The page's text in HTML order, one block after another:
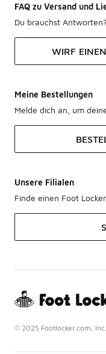
FAQ zu Versand und
Du brauchst Antworten?
WIRF
Meine Bestellungen
Melde dich an, um
Unsere Filialen
Finde einen Foot
© 2025 Footlocker.com,